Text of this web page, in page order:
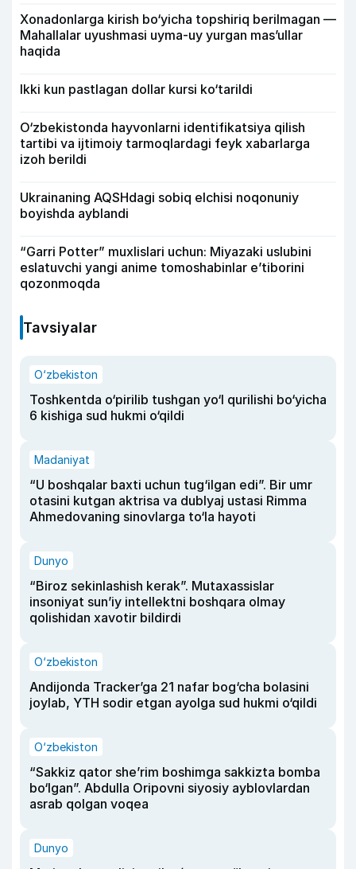
Xonadonlarga kirish bo‘yicha topshiriq berilmagan —
Mahallalar uyushmasi uyma-uy yurgan mas’ullar
haqida
Ikki kun pastlagan dollar kursi ko‘tarildi
O‘zbekistonda hayvonlarni identifikatsiya qilish
tartibi va ijtimoiy tarmoqlardagi feyk xabarlarga
izoh berildi
Ukrainaning AQSHdagi sobiq elchisi noqonuniy
boyishda ayblandi
“Garri Potter” muxlislari uchun: Miyazaki uslubini
eslatuvchi yangi anime tomoshabinlar e’tiborini
qozonmoqda
Tavsiyalar
O‘zbekiston
Toshkentda o‘pirilib tushgan yo‘l qurilishi bo‘yicha
6 kishiga sud hukmi o‘qildi
Madaniyat
“U boshqalar baxti uchun tug‘ilgan edi”. Bir umr
otasini kutgan aktrisa va dublyaj ustasi Rimma
Ahmedovaning sinovlarga to‘la hayoti
Dunyo
“Biroz sekinlashish kerak”. Mutaxassislar
insoniyat sun’iy intellektni boshqara olmay
qolishidan xavotir bildirdi
O‘zbekiston
Andijonda Tracker’ga 21 nafar bog‘cha bolasini
joylab, YTH sodir etgan ayolga sud hukmi o‘qildi
O‘zbekiston
“Sakkiz qator she’rim boshimga sakkizta bomba
bo‘lgan”. Abdulla Oripovni siyosiy ayblovlardan
asrab qolgan voqea
Dunyo